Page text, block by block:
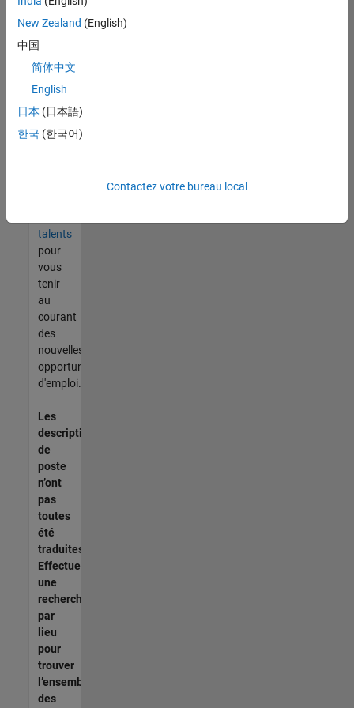
vous
trouvez
pas
d'offre
corresponde
à vos
talents
pour
vous
tenir
au
courant
des
nouvelles
opportunités
d'emploi.
Les
descriptions
de
poste
n’ont
pas
toutes
été
traduites.
Effectuez
une
recherche
par
lieu
pour
trouver
l’ensemble
des
New Zealand (English)
中国
简体中文
English
日本 (日本語)
한국 (한국어)
Contactez votre bureau local